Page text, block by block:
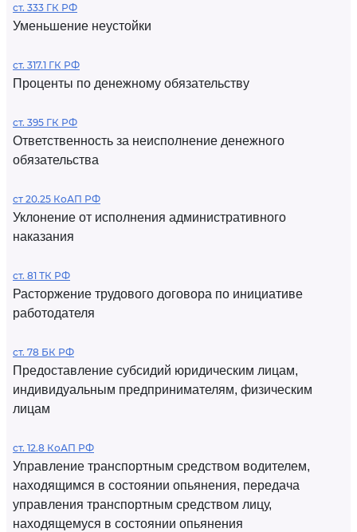
ст. 333 ГК РФ
Уменьшение неустойки
ст. 317.1 ГК РФ
Проценты по денежному обязательству
ст. 395 ГК РФ
Ответственность за неисполнение денежного
обязательства
ст 20.25 КоАП РФ
Уклонение от исполнения административного
наказания
ст. 81 ТК РФ
Расторжение трудового договора по инициативе
работодателя
ст. 78 БК РФ
Предоставление субсидий юридическим лицам,
индивидуальным предпринимателям, физическим
лицам
ст. 12.8 КоАП РФ
Управление транспортным средством водителем,
находящимся в состоянии опьянения, передача
управления транспортным средством лицу,
находящемуся в состоянии опьянения